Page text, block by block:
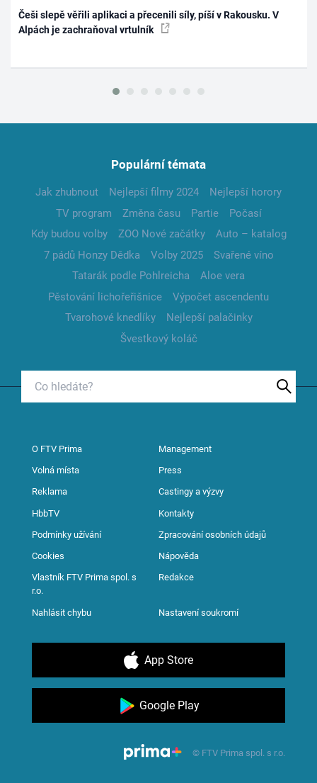
Češi slepě věřili aplikaci a přecenili síly, píší v Rakousku. V
Alpách je zachraňoval vrtulník
Populární témata
Jak zhubnout Nejlepší filmy 2024
Nejlepší horory
TV program
Změna času Partie
Počasí
Kdy budou volby
ZOO Nové začátky
Auto – katalog
7 pádů Honzy Dědka
Volby 2025
Svařené víno
Tatarák podle Pohlreicha
Aloe vera
Pěstování lichořeřišnice
Výpočet ascendentu
Tvarohové knedlíky
Nejlepší palačinky
Švestkový koláč
O FTV Prima Management
Volná místa Press
Reklama Castingy a výzvy
HbbTV Kontakty
Podmínky užívání Zpracování osobních údajů
Cookies Nápověda
Vlastník FTV Prima spol. s
r.o.
Redakce
Nahlásit chybu Nastavení soukromí
App Store
Google Play
© FTV Prima spol. s r.o.